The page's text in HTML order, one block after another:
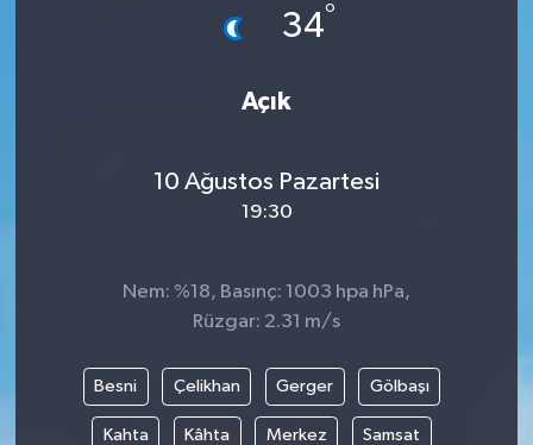
34°
Açık
10 Ağustos Pazartesi
19:30
Nem: %18, Basınç: 1003 hpa hPa,
Rüzgar: 2.31 m/s
Besni Çelikhan Gerger Gölbaşı
Kahta Kâhta Merkez Samsat